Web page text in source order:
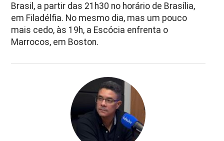
Brasil, a partir das 21h30 no horário de Brasília,
em Filadélfia. No mesmo dia, mas um pouco
mais cedo, às 19h, a Escócia enfrenta o
Marrocos, em Boston.